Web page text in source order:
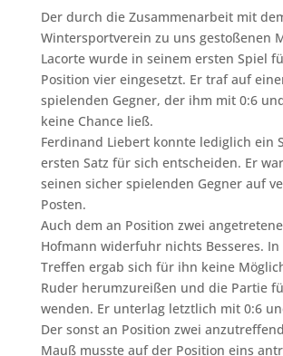
Der durch die Zusammenarbeit mit
Wintersportverein zu uns gestoßenen
Lacorte wurde in seinem ersten Spiel
Position vier eingesetzt. Er traf auf
spielenden Gegner, der ihm mit 0:6
keine Chance ließ.
Ferdinand Liebert konnte lediglich ein
ersten Satz für sich entscheiden. Er
seinen sicher spielenden Gegner auf
Posten.
Auch dem an Position zwei
Hofmann widerfuhr nichts Besseres. In
Treffen ergab sich für ihn keine
Ruder herumzureißen und die Partie
wenden. Er unterlag letztlich mit 0:6
Der sonst an Position zwei
Mauß musste auf der Position eins